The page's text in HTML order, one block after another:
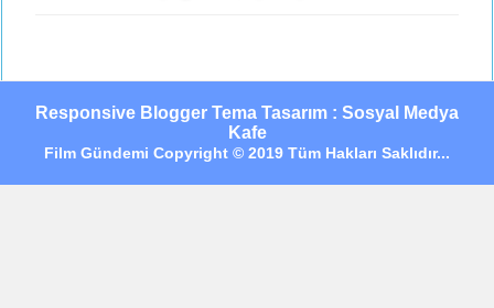
Responsive Blogger Tema Tasarım : Sosyal Medya
Kafe
Film Gündemi Copyright © 2019 Tüm Hakları Saklıdır...